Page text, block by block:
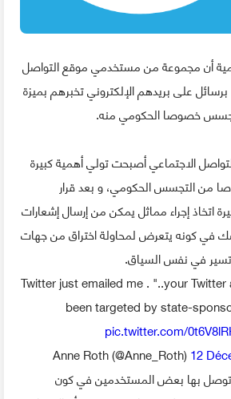
أن مجموعة من مستخدمي موقع التواصل
على بريدهم الإلكتروني تخبرهم بميزة
خصوصا الحكومي منه.
الاجتماعي أصبحت تولي أهمية كبيرة
من التجسس الحكومي، و بعد قرار
اتخاذ إجراء مماثل يمكن من إرسال إشعارات
في كونه يتعرض لمحاولة اختراق من جهات
في نفس السياق.
Twitter just emailed me . "..your
been targeted by state-
pic.twitter.com/
12
توصل بها بعض المستخدمين في كون